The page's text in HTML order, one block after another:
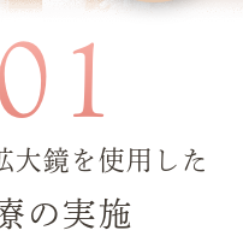
大鏡を使用した
の実施